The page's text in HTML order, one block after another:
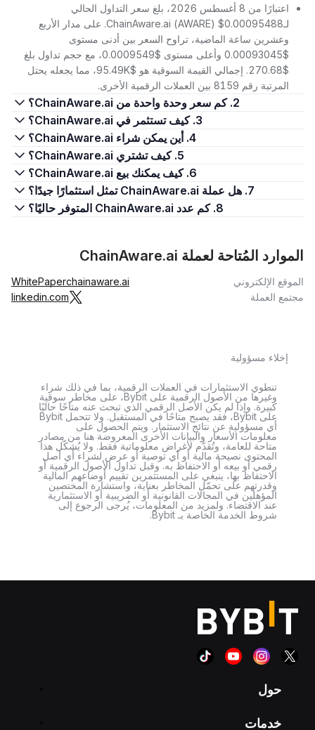
اعتبارًا من 8 أغسطس 2026، بلغ سعر التداول الحالي
لـChainAware.ai (AWARE) $0.00095488. على مدار الأربع
وعشرين ساعة الماضية، تراوح السعر بين أدنى مستوى
$0.00093045 وأعلى مستوى $0.0009549، مع حجم تداول بلغ
$270.68. إجمالي القيمة السوقية هو $95.49K، مما يجعله يحتل
المرتبة رقم 8159 بين العملات الرقمية الأخرى.
2. كم سعر وحدة واحدة من ChainAware.ai؟
3. كيف تستثمر في ChainAware.ai؟
4. أين يمكن شراء ChainAware.ai؟
5. كيف تشتري ChainAware.ai؟
6. كيف يمكنك بيع ChainAware.ai؟
7. هل عملة ChainAware.ai تمثل استثمارًا جيدًا؟
8. كم عدد ChainAware.ai المتوفر حاليًا؟
الموارد المُتاحة لعملة ChainAware.ai
الموقع الإلكتروني chainaware.ai
WhitePaper
مجتمع العملة
linkedin.com
إخلاء مسؤولية
تنطوي الاستثمارات في العملات الرقمية، بما في ذلك شراء
وغيرها من الأصول الرقمية على Bybit، على مخاطر سوقية
كبيرة. وإذا لم يكن الأصل الرقمي الذي تبحث عنه متاحًا حاليًا
على Bybit، فقد يصبح متاحًا في المستقبل. ولا تتحمل Bybit
أي مسؤولية عن نتائج الاستثمار. ويتم الحصول على
معلومات الأسعار والبيانات الأخرى المعروضة هنا من مصادر
متاحة للعامة، وتُقدَّم لأغراض معلوماتية فقط. ولا يُشكّل هذا
المحتوى نصيحة مالية أو أي توصية أو عرض لشراء أي أصل
رقمي أو بيعه أو الاحتفاظ به. وقبل تداول الأصول الرقمية أو
الاحتفاظ بها، ينبغي على المستثمرين تقييم أوضاعهم المالية
وقدرتهم على تحمّل المخاطر بعناية، واستشارة المختصين
المؤهلين في المجالات القانونية أو الضريبية أو الاستثمارية
عند الاقتضاء. ولمزيد من المعلومات، يُرجى الرجوع إلى
شروط الخدمة الخاصة بـ Bybit.
حول
خدمات